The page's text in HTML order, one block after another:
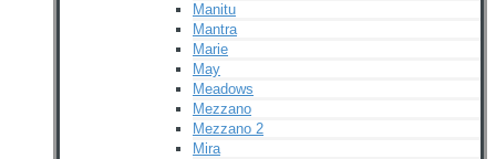
Manitu
Mantra
Marie
May
Meadows
Mezzano
Mezzano 2
Mira